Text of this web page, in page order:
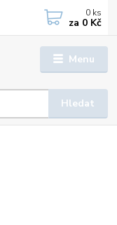
Menu
Hledat
0 ks
za 0 Kč